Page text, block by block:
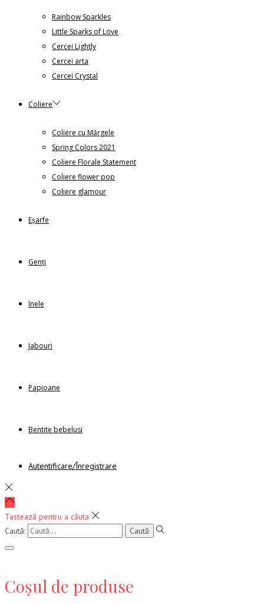
Rainbow Sparkles
Little Sparks of Love
Cercei Lightly
Cercei arta
Cercei Crystal
Coliere
Coliere cu Mărgele
Spring Colors 2021
Coliere Florale Statement
Coliere flower pop
Coliere glamour
Eșarfe
Genți
Inele
Jabouri
Papioane
Bentite bebelusi
Autentificare/Înregistrare
Tastează pentru a căuta
Caută:
Coșul de produse